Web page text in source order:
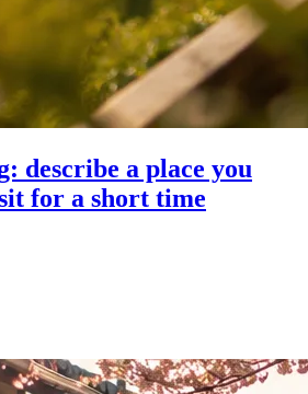
describe a place you
for a short time